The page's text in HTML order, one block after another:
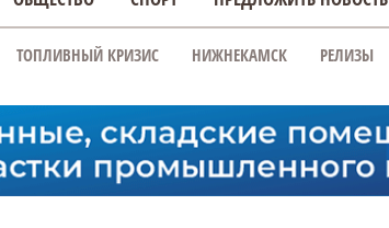
ТОПЛИВНЫЙ КРИЗИС НИЖНЕКАМСК РЕЛИЗЫ